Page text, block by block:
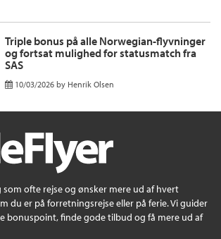
Triple bonus på alle Norwegian-flyvninger
og fortsat mulighed for statusmatch fra
SAS
10/03/2026 by Henrik Olsen
som ofte rejse og ønsker mere ud af hvert
du er på forretningsrejse eller på ferie. Vi guider
bonuspoint, finde gode tilbud og få mere ud af